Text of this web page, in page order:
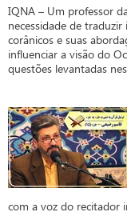
IQNA – Um professor
necessidade de
corânicos e suas
influenciar a visão do
questões levantadas
com a voz do recitador